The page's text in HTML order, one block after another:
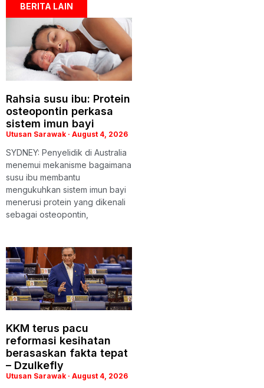
BERITA LAIN
Rahsia susu ibu: Protein
osteopontin perkasa
sistem imun bayi
Utusan Sarawak August 4, 2026
SYDNEY: Penyelidik di Australia
menemui mekanisme bagaimana
susu ibu membantu
mengukuhkan sistem imun bayi
menerusi protein yang dikenali
sebagai osteopontin,
KKM terus pacu
reformasi kesihatan
berasaskan fakta tepat
– Dzulkefly
Utusan Sarawak August 4, 2026